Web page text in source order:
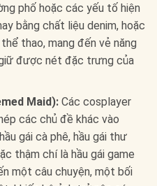
phố hoặc các yếu tố hiện
bằng chất liệu denim, hoặc
thao, mang đến vẻ năng
được nét đặc trưng của
Maid):Các cosplayer
các chủ đề khác vào
gái cà phê, hầu gái thư
thậm chí là hầu gái game
một câu chuyện, một bối